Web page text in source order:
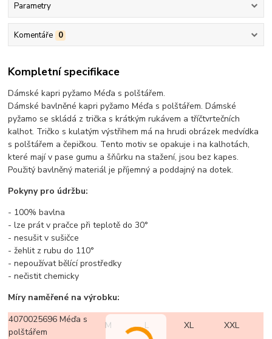
Parametry
Komentáře 0
Kompletní specifikace
Dámské kapri pyžamo Méďa s polštářem.
Dámské bavlněné kapri pyžamo Méďa s polštářem. Dámské
pyžamo se skládá z trička s krátkým rukávem a tříčtvrtečních
kalhot. Tričko s kulatým výstřihem má na hrudi obrázek medvídka
s polštářem a čepičkou. Tento motiv se opakuje i na kalhotách,
které mají v pase gumu a šňůrku na stažení, jsou bez kapes.
Použitý bavlněný materiál je příjemný a poddajný na dotek.
Pokyny pro údržbu:
- 100% bavlna
- lze prát v pračce při teplotě do 30°
- nesušit v sušičce
- žehlit z rubu do 110°
- nepoužívat bělící prostředky
- nečistit chemicky
Míry naměřené na výrobku:
4070025696 Méďa s
polštářem
M L XL
XXL